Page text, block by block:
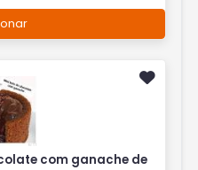
com ganache de